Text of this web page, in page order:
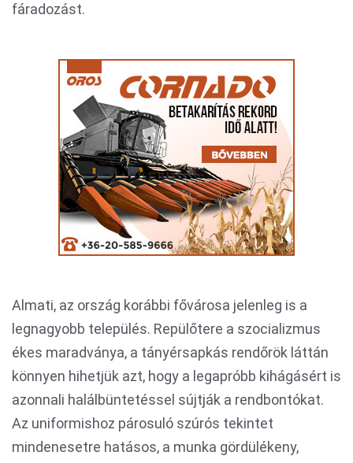
fáradozást.
Almati, az ország korábbi fővárosa jelenleg is a
legnagyobb település. Repülőtere a szocializmus
ékes maradványa, a tányérsapkás rendőrök láttán
könnyen hihetjük azt, hogy a legapróbb kihágásért is
azonnali halálbüntetéssel sújtják a rendbontókat.
Az uniformishoz párosuló szúrós tekintet
mindenesetre hatásos, a munka gördülékeny,